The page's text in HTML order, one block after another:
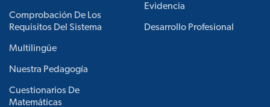
Comprobación De Los
Requisitos Del Sistema
Multilingüe
Nuestra Pedagogía
Cuestionarios De
Matemáticas
Evidencia
Desarrollo Profesional